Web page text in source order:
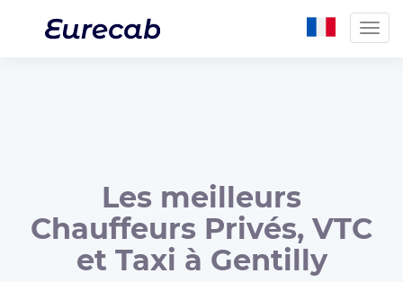
Les meilleurs
Chauffeurs Privés, VTC
et Taxi à Gentilly